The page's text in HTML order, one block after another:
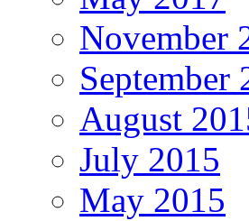
November
September
August
July 2015
May 2015